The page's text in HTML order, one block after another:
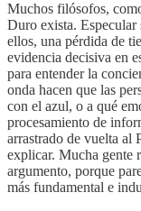
Muchos filósofos,
Duro exista. Especular
ellos, una pérdida de
evidencia decisiva en
para entender la
onda hacen que las
con el azul, o a qué
procesamiento de
arrastrado de vuelta al
explicar. Mucha gente
argumento, porque
más fundamental e